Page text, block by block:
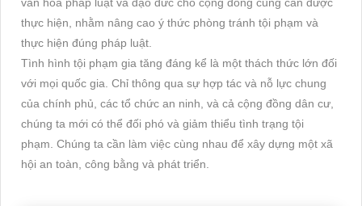
văn hóa pháp luật và đạo đức cho cộng đồng cũng cần được
thực hiện, nhằm nâng cao ý thức phòng tránh tội phạm và
thực hiện đúng pháp luật.
Tình hình tội phạm gia tăng đáng kể là một thách thức lớn đối
với mọi quốc gia. Chỉ thông qua sự hợp tác và nỗ lực chung
của chính phủ, các tổ chức an ninh, và cả cộng đồng dân cư,
chúng ta mới có thể đối phó và giảm thiểu tình trạng tội
phạm. Chúng ta cần làm việc cùng nhau để xây dựng một xã
hội an toàn, công bằng và phát triển.